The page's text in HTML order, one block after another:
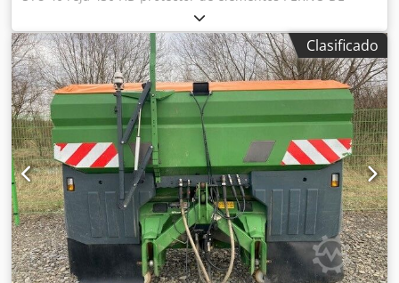
SEGURIDAD / Codpfx Aeuhnlmsdtorf
Clasificado